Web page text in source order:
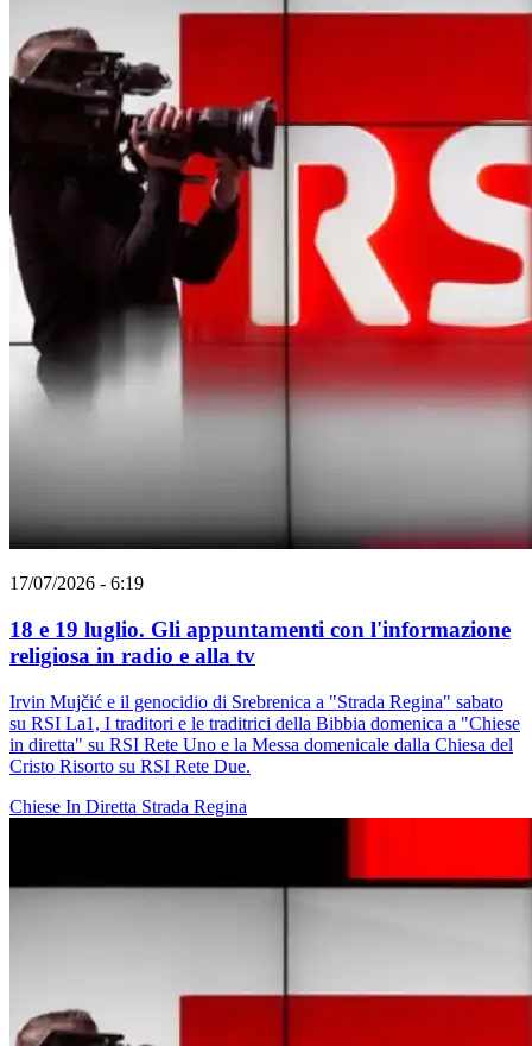
17/07/2026 - 6:19
18 e 19 luglio. Gli appuntamenti con l'informazione
religiosa in radio e alla tv
Irvin Mujčić e il genocidio di Srebrenica a "Strada Regina" sabato
su RSI La1, I traditori e le traditrici della Bibbia domenica a "Chiese
in diretta" su RSI Rete Uno e la Messa domenicale dalla Chiesa del
Cristo Risorto su RSI Rete Due.
Chiese In Diretta Strada Regina